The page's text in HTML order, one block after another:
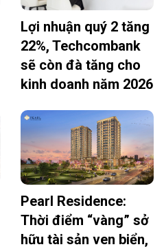
Lợi nhuận quý 2 tăng
22%, Techcombank
sẽ còn đà tăng cho
kinh doanh năm 2026
Pearl Residence:
Thời điểm “vàng” sở
hữu tài sản ven biển,